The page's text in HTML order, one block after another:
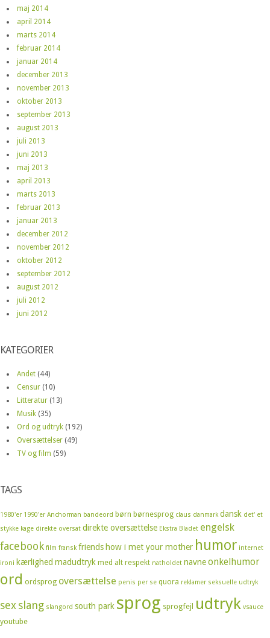
maj 2014
april 2014
marts 2014
februar 2014
januar 2014
december 2013
november 2013
oktober 2013
september 2013
august 2013
juli 2013
juni 2013
maj 2013
april 2013
marts 2013
februar 2013
januar 2013
december 2012
november 2012
oktober 2012
september 2012
august 2012
juli 2012
juni 2012
KATEGORIER
Andet (44)
Censur (10)
Litteratur (13)
Musik (35)
Ord og udtryk (192)
Oversættelser (49)
TV og film (59)
TAGS
1980'er 1990'er Anchorman bandeord børn børnesprog claus danmark dansk det' et
stykke kage direkte oversat direkte oversættelse Ekstra Bladet engelsk
facebook film fransk friends how i met your mother humor internet
ironi kærlighed madudtryk med alt respekt natholdet navneonkelhumor
ord ordsprog oversættelse penis per se quora reklamer seksuelle udtryk
sexslang slangord south park sprog sprogfejl udtryk vsauce
youtube